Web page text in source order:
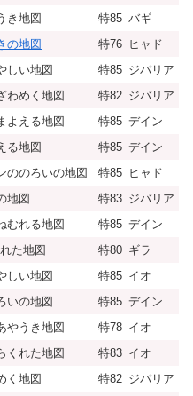
き地図 特85 バギ
の地図 特76 ヒャド
しい地図 特85 ジバリア
わめく地図 特82 ジバリア
よえる地図 特85 デイン
る地図 特85 デイン
ののろいの地図 特85 ヒャド
地図 特83 ジバリア
むれる地図 特85 デイン
た地図 特80 ギラ
しい地図 特85 イオ
いの地図 特85 デイン
やうき地図 特78 イオ
くれた地図 特83 イオ
く地図 特82 ジバリア